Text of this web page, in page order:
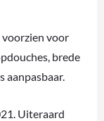
voorzien voor
brede
aanpasbaar.
Uiteraard